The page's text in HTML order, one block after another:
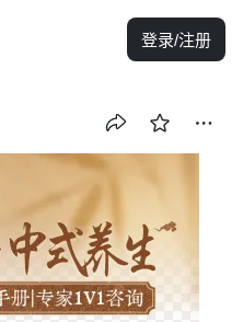
登录/注册